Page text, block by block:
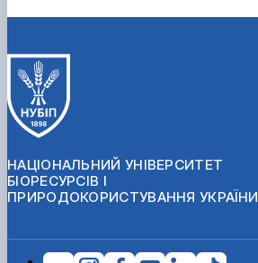
НАЦІОНАЛЬНИЙ УНІВЕРСИТЕТ
БІОРЕСУРСІВ І
ПРИРОДОКОРИСТУВАННЯ УКРАЇНИ